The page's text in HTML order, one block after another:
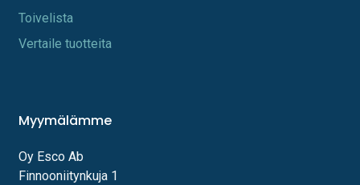
Toi​velista
Vertaile tuotteita
Myymälämme
Oy Esco Ab
Finnooniitynkuja 1